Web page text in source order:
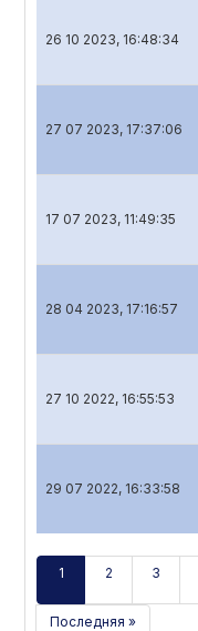
26 10 2023, 16:48:34
27 07 2023, 17:37:06
17 07 2023, 11:49:35
28 04 2023, 17:16:57
27 10 2022, 16:55:53
29 07 2022, 16:33:58
1 2 3
Последняя »